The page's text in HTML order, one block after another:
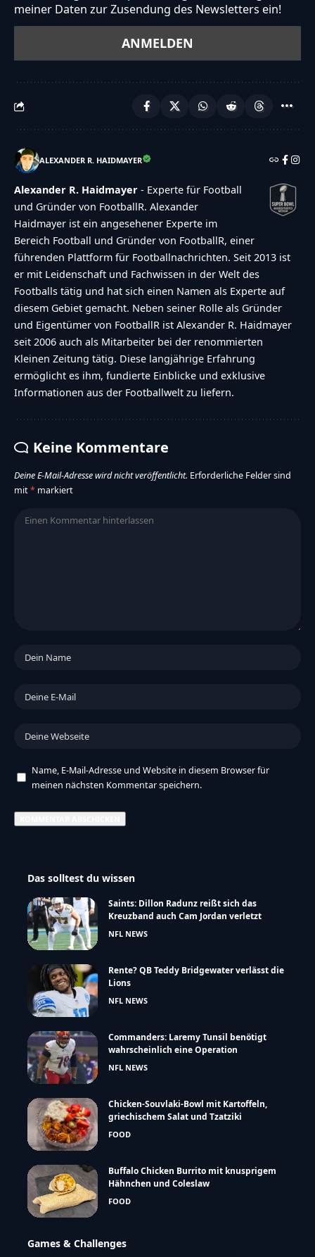
meiner Daten zur Zusendung des Newsletters ein!
ALEXANDER R. HAIDMAYER
Alexander R. Haidmayer - Experte für Football
und Gründer von FootballR. Alexander
Haidmayer ist ein angesehener Experte im
Bereich Football und Gründer von FootballR, einer
führenden Plattform für Footballnachrichten. Seit 2013 ist
er mit Leidenschaft und Fachwissen in der Welt des
Footballs tätig und hat sich einen Namen als Experte auf
diesem Gebiet gemacht. Neben seiner Rolle als Gründer
und Eigentümer von FootballR ist Alexander R. Haidmayer
seit 2006 auch als Mitarbeiter bei der renommierten
Kleinen Zeitung tätig. Diese langjährige Erfahrung
ermöglicht es ihm, fundierte Einblicke und exklusive
Informationen aus der Footballwelt zu liefern.
Keine Kommentare
Deine E-Mail-Adresse wird nicht veröffentlicht. Erforderliche Felder sind
mit* markiert
Name, E-Mail-Adresse und Website in diesem Browser für
meinen nächsten Kommentar speichern.
Das solltest du wissen
Saints: Dillon Radunz reißt sich das
Kreuzband auch Cam Jordan verletzt
NFL NEWS
Rente? QB Teddy Bridgewater verlässt die
Lions
NFL NEWS
Commanders: Laremy Tunsil benötigt
wahrscheinlich eine Operation
NFL NEWS
Chicken-Souvlaki-Bowl mit Kartoffeln,
griechischem Salat und Tzatziki
FOOD
Buffalo Chicken Burrito mit knusprigem
Hähnchen und Coleslaw
FOOD
Games & Challenges